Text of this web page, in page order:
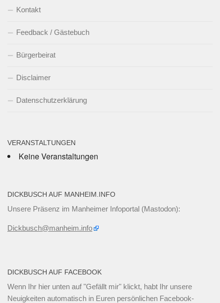
Kontakt
Feedback / Gästebuch
Bürgerbeirat
Disclaimer
Datenschutzerklärung
VERANSTALTUNGEN
Keine Veranstaltungen
DICKBUSCH AUF MANHEIM.INFO
Unsere Präsenz im Manheimer Infoportal (Mastodon):
Dickbusch@manheim.info
DICKBUSCH AUF FACEBOOK
Wenn Ihr hier unten auf "Gefällt mir" klickt, habt Ihr unsere
Neuigkeiten automatisch in Euren persönlichen Facebook-